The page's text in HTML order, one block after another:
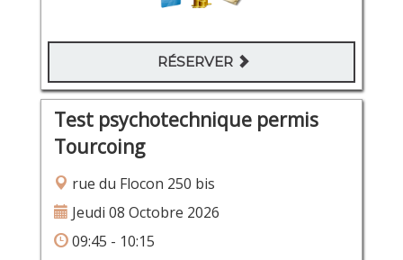
RÉSERVER
Test psychotechnique permis
Tourcoing
rue du Flocon 250 bis
Jeudi 08 Octobre 2026
09:45 - 10:15